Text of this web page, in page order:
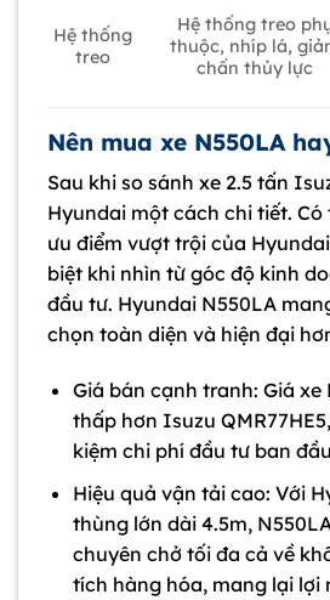
Hệ thống
treo
Hệ thống treo
thuộc, nhíp lá,
chấn thủy lực
Nên mua xe N550LA
Sau khi so sánh xe 2.5 tấn
Hyundai một cách chi tiết.
ưu điểm vượt trội của
biệt khi nhìn từ góc độ kinh
đầu tư. Hyundai N550LA
chọn toàn diện và hiện đại
Giá bán cạnh tranh: Giá xe
thấp hơn Isuzu
kiệm chi phí đầu tư ban
Hiệu quả vận tải cao: Với
thùng lớn dài 4.5m,
chuyên chở tối đa cả về
tích hàng hóa, mang lại lợi